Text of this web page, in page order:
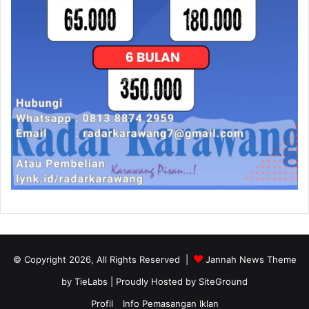
© Copyright 2026, All Rights Reserved |
Jannah News Theme
by TieLabs | Proudly Hosted by SiteGround
Profil
Info Pemasangan Iklan